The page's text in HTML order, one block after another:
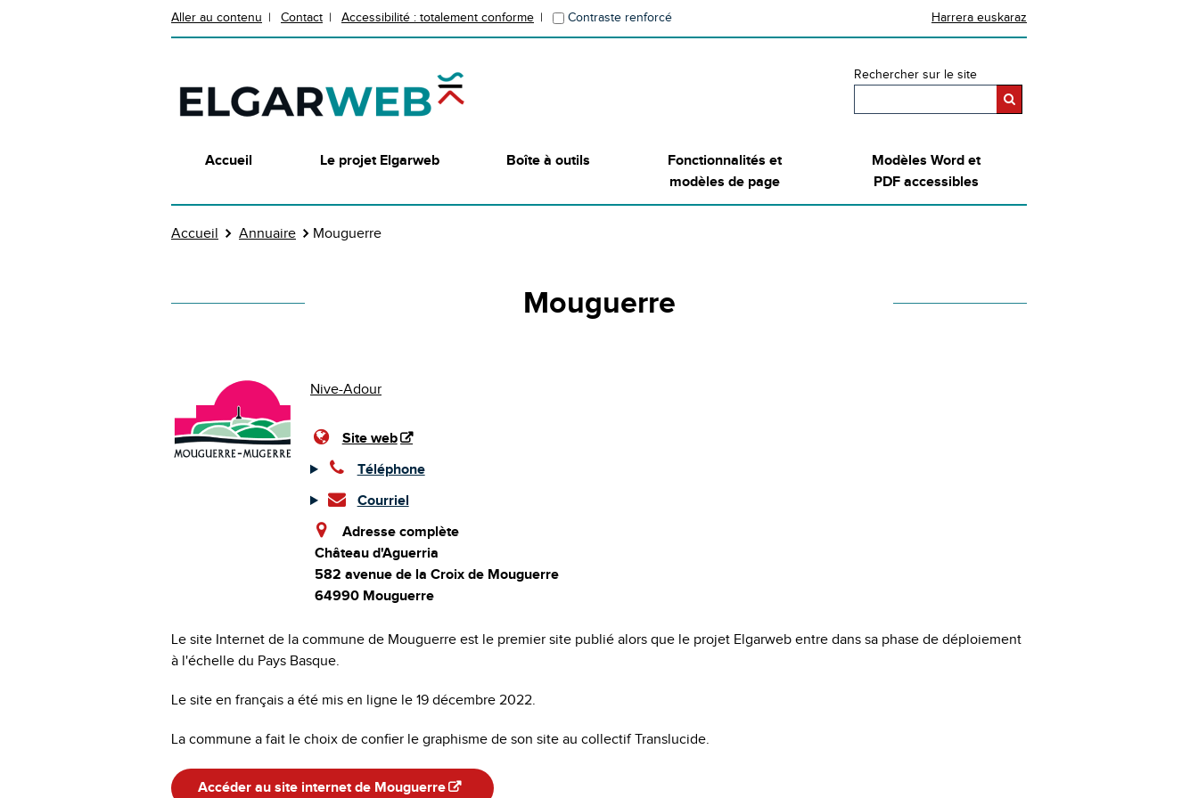
Aller au contenu Contact Accessibilité : totalement conforme Contraste renforcé Harrera euskaraz
Rechercher sur le site
Accueil Le projet Elgarweb Boîte à outils
Fonctionnalités et
modèles de page
Modèles Word et
PDF accessibles
Accueil Annuaire Mouguerre
Mouguerre
Nive-Adour
Site web
Téléphone
Courriel
Adresse complète
Château d'Aguerria
582 avenue de la Croix de Mouguerre
64990 Mouguerre
Le site Internet de la commune de Mouguerre est le premier site publié alors que le projet Elgarweb entre dans sa phase de déploiement
à l'échelle du Pays Basque.
Le site en français a été mis en ligne le 19 décembre 2022.
La commune a fait le choix de confier le graphisme de son site au collectif Translucide.
Accéder au site internet de Mouguerre